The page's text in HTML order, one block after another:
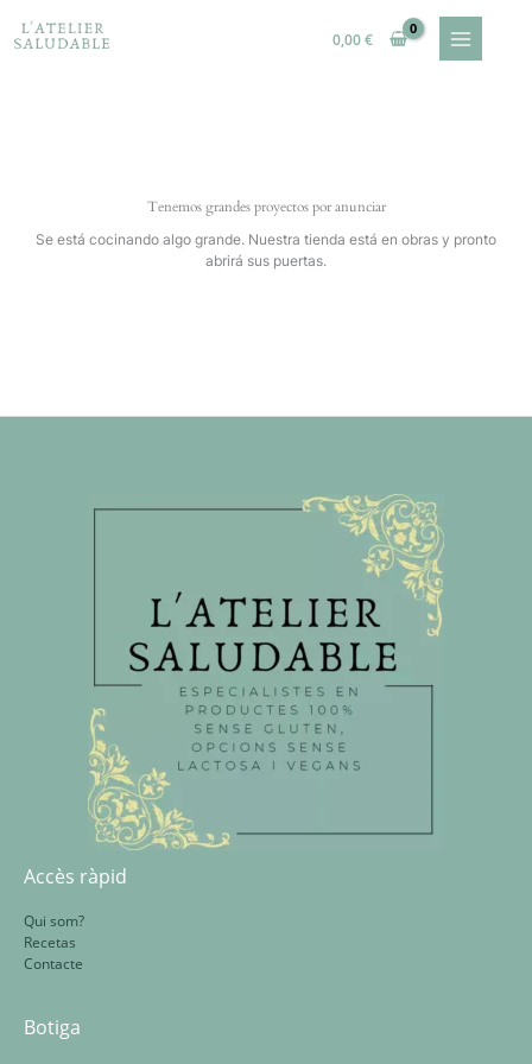
contenido
0,00€
Tenemos grandes proyectos por anunciar
Se está cocinando algo grande. Nuestra tienda está en obras y pronto
abrirá sus puertas.
Accès ràpid
Qui som?
Recetas
Contacte
Botiga